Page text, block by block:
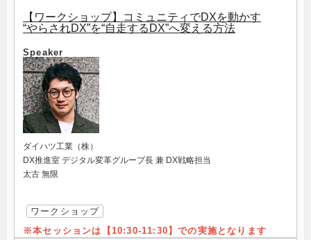
【ワークショップ】コミュニティでDXを動かす
“やらされDX”を“自走するDX”へ変える方法
Speaker
ダイハツ工業（株）
DX推進室 デジタル変革グループ長 兼 DX戦略担当
太古 無限
ワークショップ
※本セッションは【10:30-11:30】での実施となります